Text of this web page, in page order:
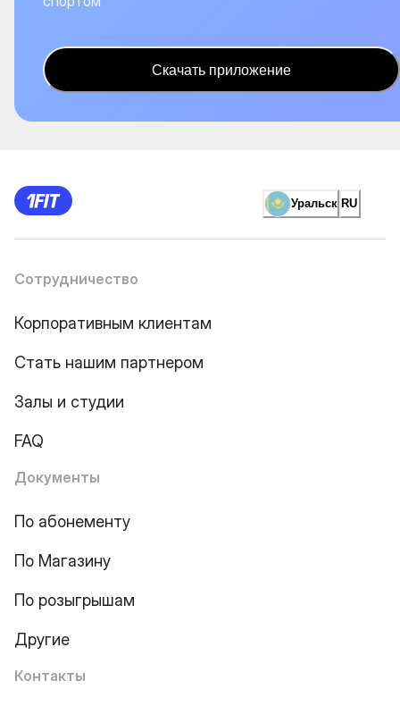
Скачать приложение
Уральск RU
Сотрудничество
Корпоративным клиентам
Стать нашим партнером
Залы и студии
FAQ
Документы
По абонементу
По Магазину
По розыгрышам
Другие
Контакты